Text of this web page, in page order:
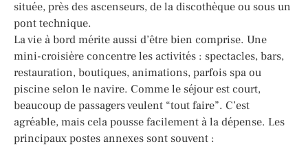
située, près des ascenseurs, de la discothèque ou sous un
pont technique.
La vie à bord mérite aussi d’être bien comprise. Une
mini-croisière concentre les activités : spectacles, bars,
restauration, boutiques, animations, parfois spa ou
piscine selon le navire. Comme le séjour est court,
beaucoup de passagers veulent “tout faire”. C’est
agréable, mais cela pousse facilement à la dépense. Les
principaux postes annexes sont souvent :